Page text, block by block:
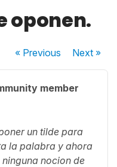
oponen.
« Previous Next»
member
un tilde para
la palabra y ahora
nocion de